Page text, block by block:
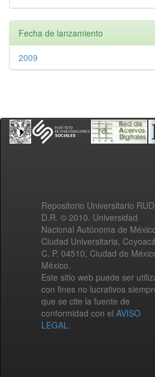
Fecha de lanzamiento
2009
Repositorio Universitario
D.R. © 2010. Universidad
Nacional Autónoma de
Ciudad Universitaria,
C. P. 04510, Ciudad de
México.
Este sitio web puede ser
con fines no lucrativos
que se cite la fuente de
conformidad con el AVISO
LEGAL.